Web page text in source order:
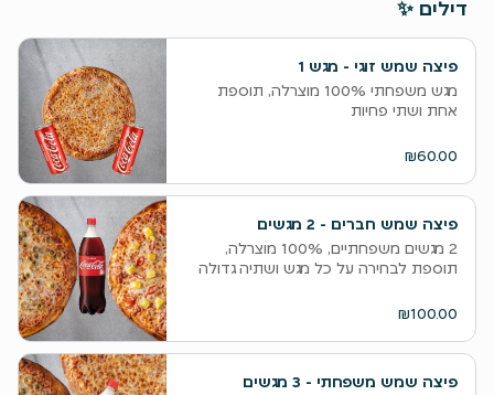
דילים ✨
פיצה שמש זוגי - מגש 1
מגש משפחתי 100% מוצרלה, תוספת
אחת ושתי פחיות
₪60.00
פיצה שמש חברים - 2 מגשים
‫2 מגשים משפחתיים, 100% מוצרלה,
תוספת לבחירה על כל מגש ושתיה גדולה
₪100.00
פיצה שמש משפחתי - 3 מגשים